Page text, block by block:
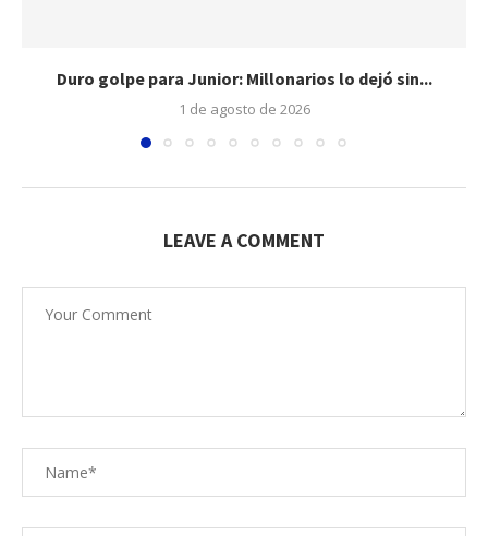
Duro golpe para Junior: Millonarios lo dejó sin...
1 de agosto de 2026
LEAVE A COMMENT